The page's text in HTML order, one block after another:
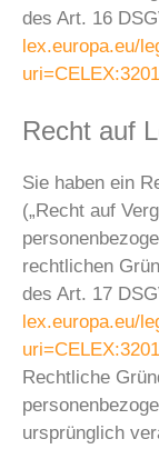
des Art. 16
lex.europa.eu/
Recht auf
Sie haben ein
(„Recht auf
rechtlichen
des Art. 17
lex.europa.eu/
Rechtliche
ursprünglich